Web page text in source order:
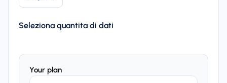
Seleziona quantita di dati
Your plan